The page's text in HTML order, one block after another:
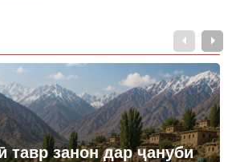
тавр занон дар ҷануби